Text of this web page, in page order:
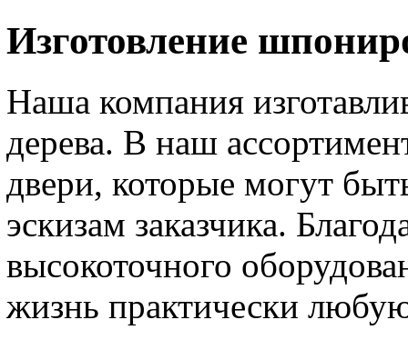
Изготовление
Наша компания
дерева. В наш
двери, которые могут
эскизам заказчика.
высокоточного
жизнь практически